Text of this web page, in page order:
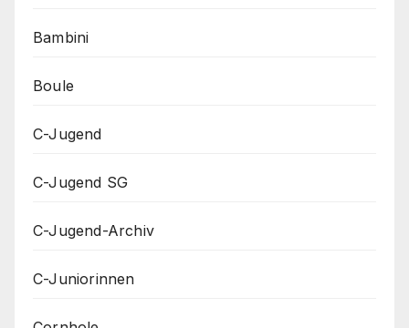
Bambini
Boule
C-Jugend
C-Jugend SG
C-Jugend-Archiv
C-Juniorinnen